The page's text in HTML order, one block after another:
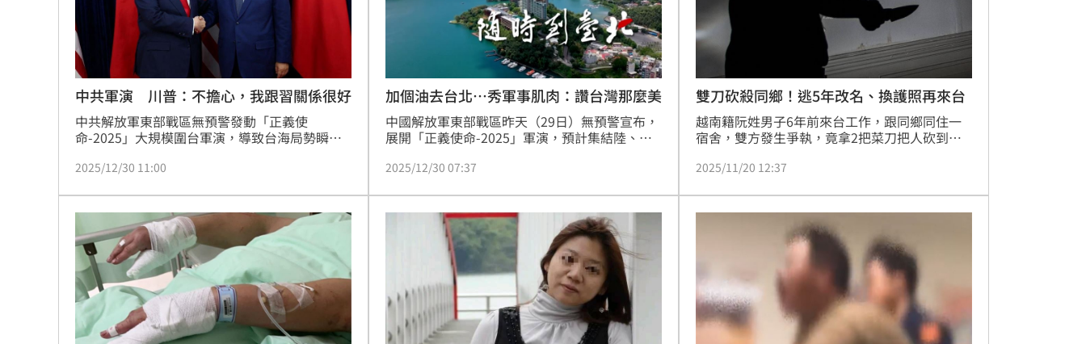
8國球員齊聚高雄 Formosa 7s掀足球熱潮
理想混蛋號召粉絲跨海追星吃美食！
中共軍演 川普：不擔心，我跟習關係很好
中共解放軍東部戰區無預警發動「正義使
命-2025」大規模圍台軍演，導致台海局勢瞬間
挑戰美台軍事合作。面對北京強大的軍事壓迫，
注台海安全與美中關係的最高焦點。（記者唐家
興）
2025/12/30 11:00
加個油去台北…秀軍事肌肉：讚台灣那麼美
中國解放軍東部戰區昨天（29日）無預警宣布，
展開「正義使命-2025」軍演，預計集結陸、
當晚還以「那麼近那麼美，隨時到台北」為題，
北」、「這麼近、那麼美，隨時到台北」等戲謔
字眼，共軍更預告，今天（30日）將在台灣周邊
展開實彈射擊，要求船隻和飛行器不要進入公告
的海空域。
2025/12/30 07:37
雙刀砍殺同鄉！逃5年改名、換護照再來台
越南籍阮姓男子6年前來台工作，跟同鄉同住一
宿舍，雙方發生爭執，竟拿2把菜刀把人砍到渾
越南，逃亡5年後，改名更換護照再來台，被識
期徒刑，執行完畢或赦免後，須驅逐出境；他認
為刑度過重，以25萬元台幣達成和解，上訴求輕
判，二審遭駁回上訴。
2025/11/20 12:37